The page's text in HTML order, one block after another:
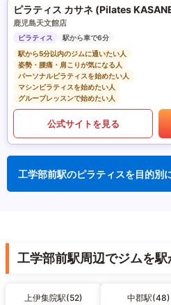
ピラティス カサネ (Pilates
鹿児島天文館店
ピラティス
駅から車で6分
駅から5分以内のジムに通いたい人
姿勢・腰痛・肩こりが気になる人
パーソナルピラティスを始めたい人
マシンピラティスを始めたい人
グループレッスンで始めたい人
公式サイトを見る
工学部前駅のピラティスを目的別
工学部前駅周辺でジムを駅
上伊集院駅(52) 中郡駅(48)